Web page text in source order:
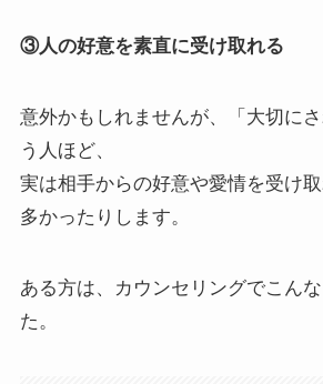
③人の好意を素直に受け取れる
意外かもしれませんが、「大切に
う人ほど、
実は相手からの好意や愛情を受け
多かったりします。
ある方は、カウンセリングでこん
た。